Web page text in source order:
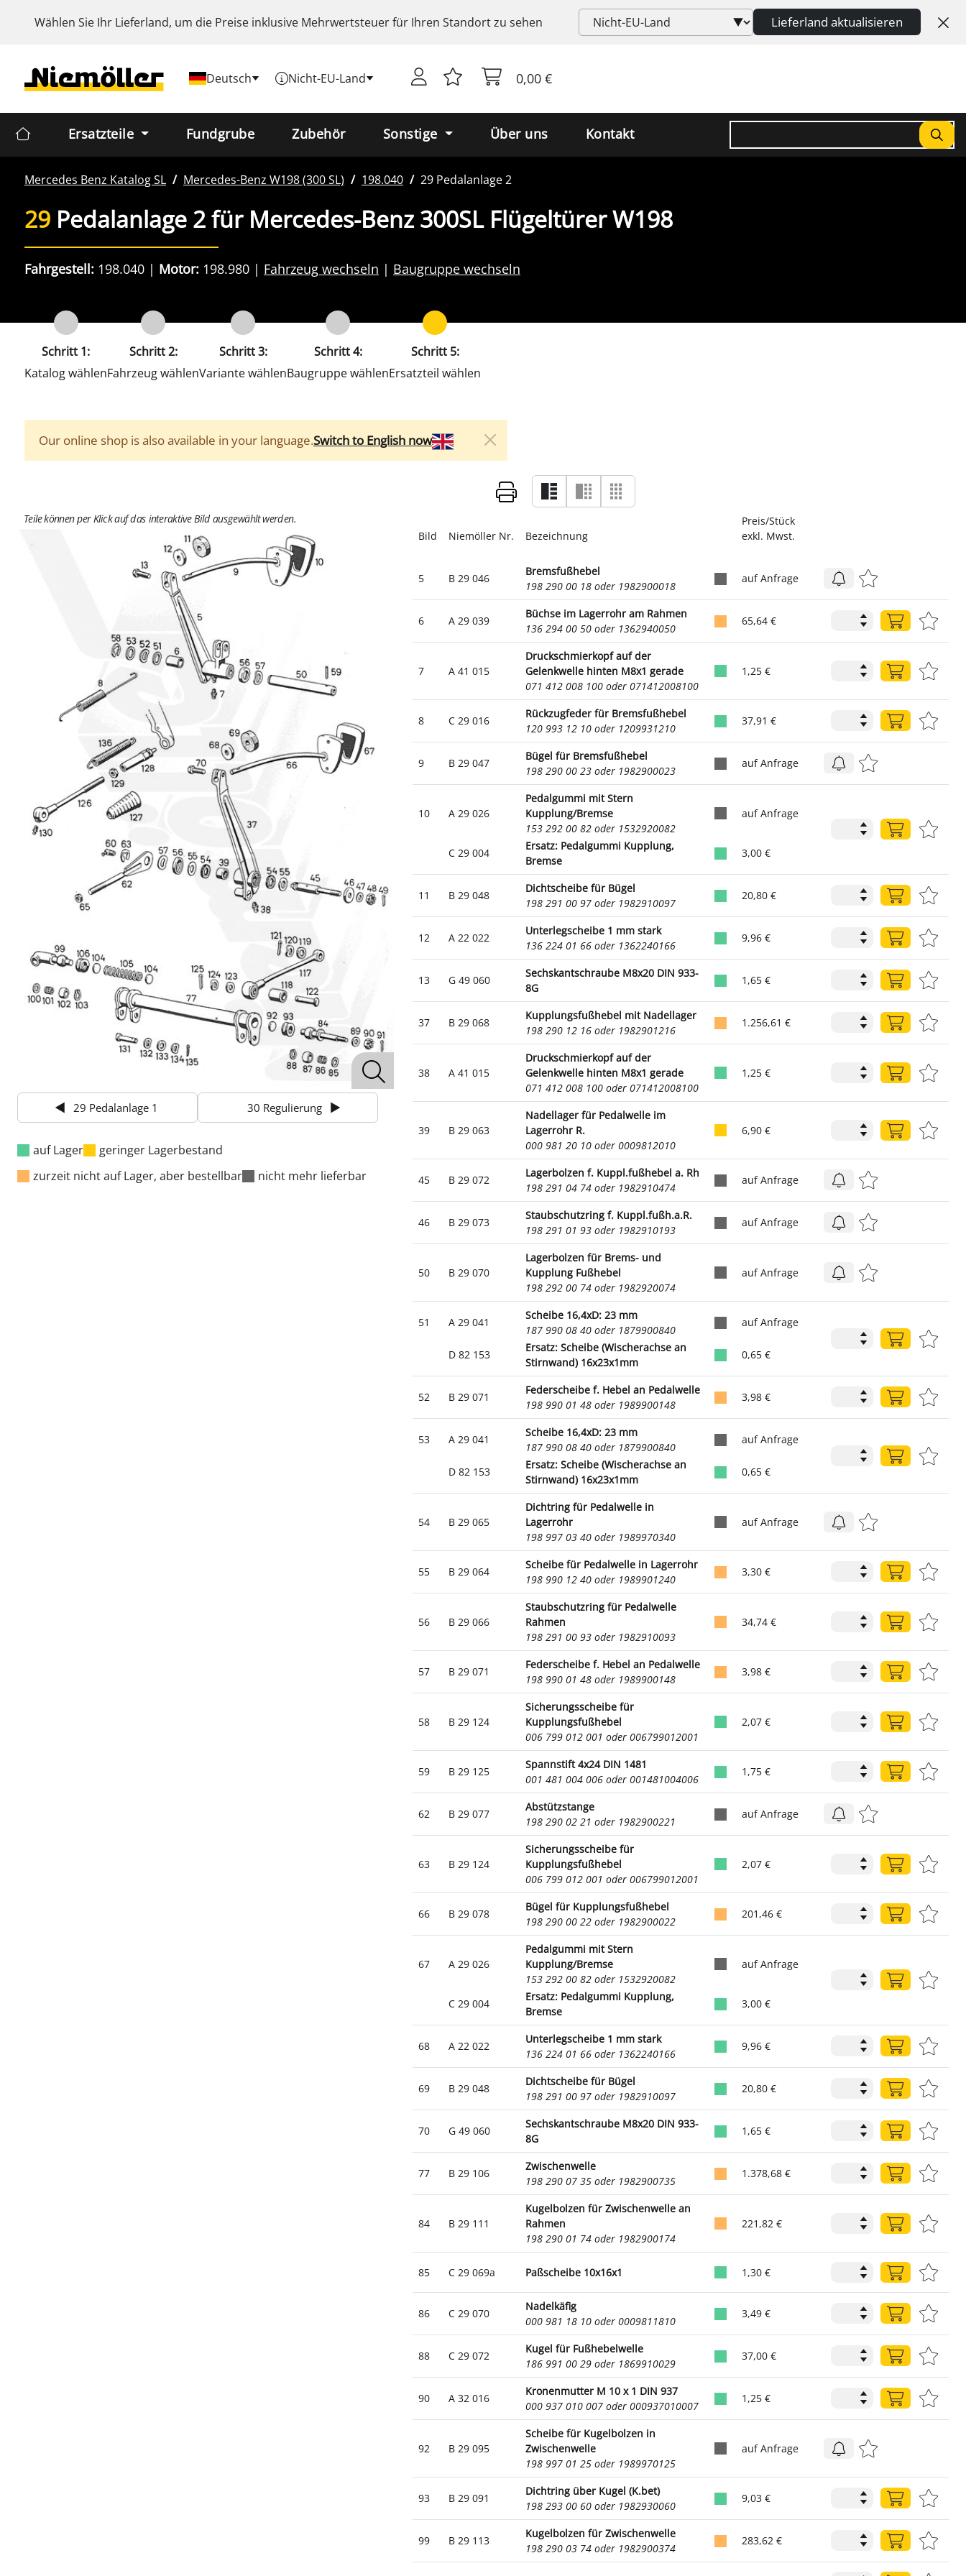
Wählen Sie Ihr Lieferland, um die Preise inklusive Mehrwertsteuerfür Ihren Standort zu sehen Lieferland aktualisieren
Deutsch Nicht-EU-Land 0,00 €
Ersatzteile Fundgrube Zubehör Sonstige Über uns Kontakt
Mercedes Benz Katalog SL Mercedes-Benz W198 (300 SL) 198.040 29 Pedalanlage 2
29 Pedalanlage 2 für Mercedes-Benz 300SL Flügeltürer W198
Fahrgestell: 198.040 Motor: 198.980 Fahrzeug wechseln Baugruppe wechseln
Schritt 1:
Katalog wählen
Schritt 2:
Fahrzeug wählen
Schritt 3:
Variante wählen
Schritt 4:
Baugruppe wählen
Schritt 5:
Ersatzteil wählen
Our online shop is also available in your language.Switch to English now
29 Pedalanlage 1 30 Regulierung
auf Lager
geringer Lagerbestand
zurzeit nicht auf Lager, aber bestellbar
nicht mehr lieferbar
Bild Niemöller Nr. Bezeichnung
Preis/Stück
exkl. Mwst.
5 B 29 046
Bremsfußhebel
198 290 00 18 oder 1982900018
auf Anfrage
6 A 29 039
Büchse im Lagerrohr am Rahmen
136 294 00 50 oder 1362940050
65,64 €
7 A 41 015
Druckschmierkopf auf der
Gelenkwelle hinten M8x1 gerade
071 412 008 100 oder 071412008100
1,25 €
8 C 29 016
Rückzugfeder für Bremsfußhebel
120 993 12 10 oder 1209931210
37,91 €
9 B 29 047
Bügel für Bremsfußhebel
198 290 00 23 oder 1982900023
auf Anfrage
10 A 29 026
Pedalgummi mit Stern
Kupplung/Bremse
153 292 00 82 oder 1532920082
auf Anfrage
C 29 004
Ersatz: Pedalgummi Kupplung,
Bremse
3,00 €
11 B 29 048
Dichtscheibe für Bügel
198 291 00 97 oder 1982910097
20,80 €
12 A 22 022
Unterlegscheibe 1 mm stark
136 224 01 66 oder 1362240166
9,96 €
13 G 49 060
Sechskantschraube M8x20 DIN 933-
8G
1,65 €
37 B 29 068
Kupplungsfußhebel mit Nadellager
198 290 12 16 oder 1982901216
1.256,61 €
38 A 41 015
Druckschmierkopf auf der
Gelenkwelle hinten M8x1 gerade
071 412 008 100 oder 071412008100
1,25 €
39 B 29 063
Nadellager für Pedalwelle im
Lagerrohr R.
000 981 20 10 oder 0009812010
6,90 €
45 B 29 072
Lagerbolzen f. Kuppl.fußhebel a. Rh
198 291 04 74 oder 1982910474
auf Anfrage
46 B 29 073
Staubschutzring f. Kuppl.fußh.a.R.
198 291 01 93 oder 1982910193
auf Anfrage
50 B 29 070
Lagerbolzen für Brems- und
Kupplung Fußhebel
198 292 00 74 oder 1982920074
auf Anfrage
51 A 29 041
Scheibe 16,4xD: 23 mm
187 990 08 40 oder 1879900840
auf Anfrage
D 82 153
Ersatz: Scheibe (Wischerachse an
Stirnwand) 16x23x1mm
0,65 €
52 B 29 071
Federscheibe f. Hebel an Pedalwelle
198 990 01 48 oder 1989900148
3,98 €
53 A 29 041
Scheibe 16,4xD: 23 mm
187 990 08 40 oder 1879900840
auf Anfrage
D 82 153
Ersatz: Scheibe (Wischerachse an
Stirnwand) 16x23x1mm
0,65 €
54 B 29 065
Dichtring für Pedalwelle in
Lagerrohr
198 997 03 40 oder 1989970340
auf Anfrage
55 B 29 064
Scheibe für Pedalwelle in Lagerrohr
198 990 12 40 oder 1989901240
3,30 €
56 B 29 066
Staubschutzring für Pedalwelle
Rahmen
198 291 00 93 oder 1982910093
34,74 €
57 B 29 071
Federscheibe f. Hebel an Pedalwelle
198 990 01 48 oder 1989900148
3,98 €
58 B 29 124
Sicherungsscheibe für
Kupplungsfußhebel
006 799 012 001 oder 006799012001
2,07 €
59 B 29 125
Spannstift 4x24 DIN 1481
001 481 004 006 oder 001481004006
1,75 €
62 B 29 077
Abstützstange
198 290 02 21 oder 1982900221
auf Anfrage
63 B 29 124
Sicherungsscheibe für
Kupplungsfußhebel
006 799 012 001 oder 006799012001
2,07 €
66 B 29 078
Bügel für Kupplungsfußhebel
198 290 00 22 oder 1982900022
201,46 €
67 A 29 026
Pedalgummi mit Stern
Kupplung/Bremse
153 292 00 82 oder 1532920082
auf Anfrage
C 29 004
Ersatz: Pedalgummi Kupplung,
Bremse
3,00 €
68 A 22 022
Unterlegscheibe 1 mm stark
136 224 01 66 oder 1362240166
9,96 €
69 B 29 048
Dichtscheibe für Bügel
198 291 00 97 oder 1982910097
20,80 €
70 G 49 060
Sechskantschraube M8x20 DIN 933-
8G
1,65 €
77 B 29 106
Zwischenwelle
198 290 07 35 oder 1982900735
1.378,68 €
84 B 29 111
Kugelbolzen für Zwischenwelle an
Rahmen
198 290 01 74 oder 1982900174
221,82 €
85 C 29 069a Paßscheibe 10x16x1 1,30 €
86 C 29 070
Nadelkäfig
000 981 18 10 oder 0009811810
3,49 €
88 C 29 072
Kugel für Fußhebelwelle
186 991 00 29 oder 1869910029
37,00 €
90 A 32 016
Kronenmutter M 10 x 1 DIN 937
000 937 010 007 oder 000937010007
1,25 €
92 B 29 095
Scheibe für Kugelbolzen in
Zwischenwelle
198 997 01 25 oder 1989970125
auf Anfrage
93 B 29 091
Dichtring über Kugel (K.bet)
198 293 00 60 oder 1982930060
9,03 €
99 B 29 113
Kugelbolzen für Zwischenwelle
198 290 03 74 oder 1982900374
283,62 €